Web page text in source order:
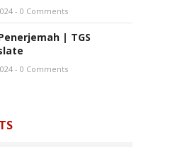
- 0 Comments
| TGS
- 0 Comments